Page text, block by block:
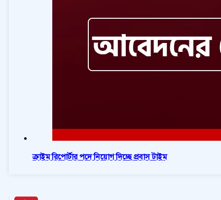
ক্রাইম রিপোর্টার পদে নিয়োগ দিচ্ছে প্রবাস টাইম